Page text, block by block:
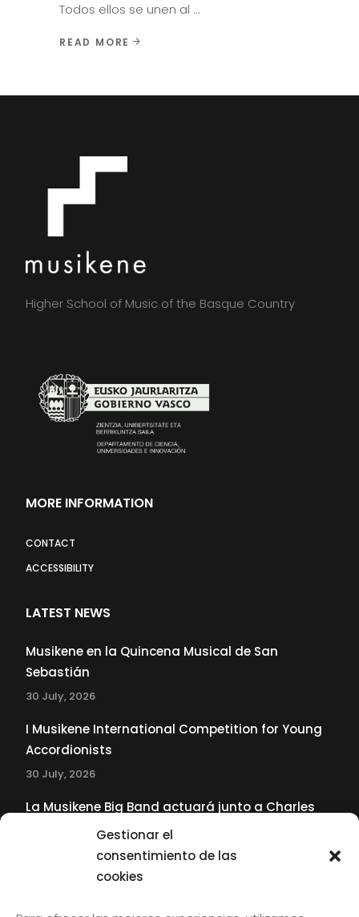
Gestionar el
consentimiento de las
cookies
Todos ellos se unen al
READ MORE
Higher School of Music of the Basque Country
MORE INFORMATION
CONTACT
ACCESSIBILITY
LATEST NEWS
Musikene en la Quincena Musical de San
Sebastián
30 July, 2026
I Musikene International Competition for Young
Accordionists
30 July, 2026
La Musikene Big Band actuará junto a Charles
Tolliver en el 61 Jazzaldia